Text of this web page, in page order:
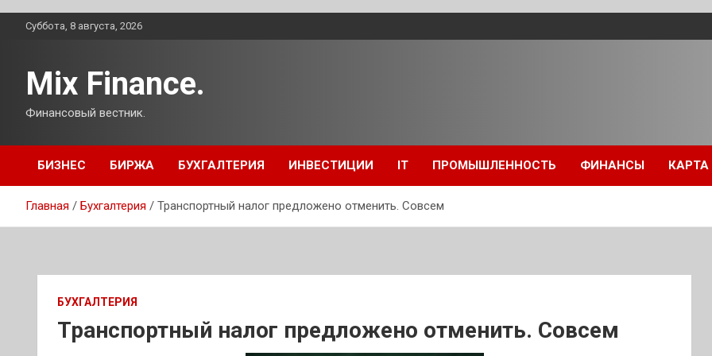
ПерейтиСуббота, 8 августа, 2026
Mix Finance.
Финансовый вестник.
БИЗНЕС БИРЖА БУХГАЛТЕРИЯ ИНВЕСТИЦИИ IT ПРОМЫШЛЕННОСТЬ ФИНАНСЫ
Главная Бухгалтерия Транспортный налог предложено отменить. Совсем
БУХГАЛТЕРИЯ
Транспортный налог предложено отменить. Совсем